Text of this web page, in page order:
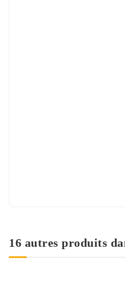
16 autres produits